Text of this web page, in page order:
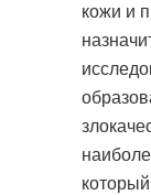
кожи и